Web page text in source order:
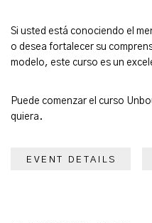
Si usted está conociendo el
o desea fortalecer su
modelo, este curso es un
Puede comenzar el curso
quiera.
EVENT DETAILS